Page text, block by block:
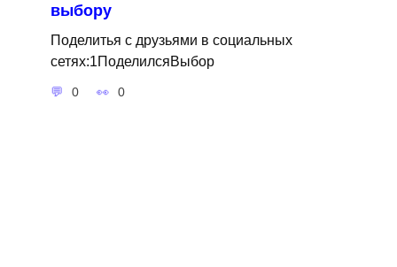
выбору
Поделитья с друзьями в социальных
сетях:1ПоделилсяВыбор
0 0